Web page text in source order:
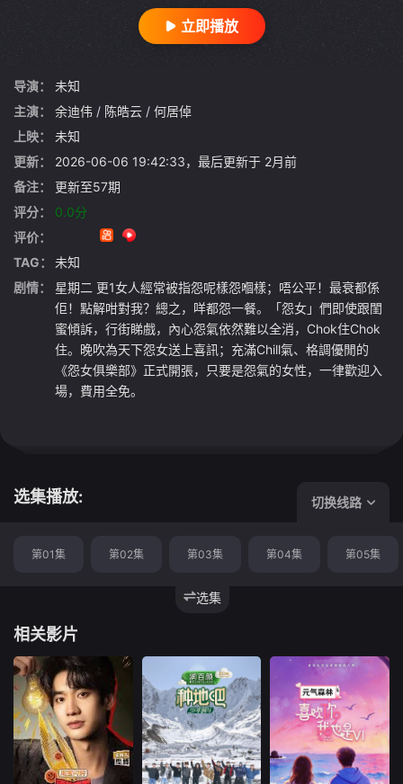
立即播放
导演：
未知
主演：
余迪伟 / 陈皓云 / 何居倬
上映：
未知
更新：
2026-06-06 19:42:33，最后更新于 2月前
备注：
更新至57期
评分：
0.0分
评价：
TAG：
未知
剧情：
星期二 更1女人經常被指怨呢樣怨嗰樣；唔公平！最衰都係
佢！點解咁對我？總之，咩都怨一餐。「怨女」們即使跟閨
蜜傾訴，行街睇戲，內心怨氣依然難以全消，Chok住Chok
住。晚吹為天下怨女送上喜訊；充滿Chill氣、格調優閒的
《怨女俱樂部》正式開張，只要是怨氣的女性，一律歡迎入
場，費用全免。
选集播放: 切换线路
选集
第01集 第02集 第03集 第04集 第05集
相关影片